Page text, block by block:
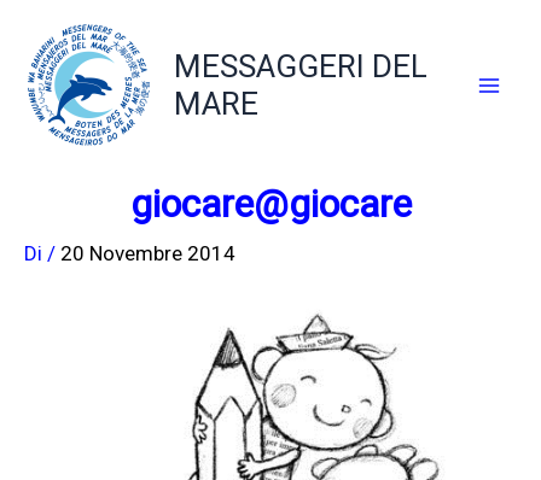
contenuto
MESSAGGERI DEL
MARE
giocare@giocare
Di / 20 Novembre 2014